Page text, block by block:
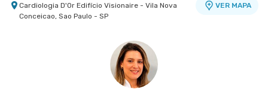
Cardiologia D'Or Edifício Visionaire - Vila Nova
Conceicao, Sao Paulo - SP
VER MAPA
Rua do Oratorio nr. 1369 - Mooca, Sao Paulo - SP
Hospital e Maternidade São Luiz São Caetano
Rua Walter Figueira nr. S/N 9° Andar - Ceramica,